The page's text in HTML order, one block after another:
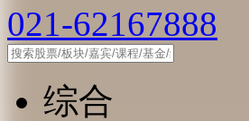
021-62167888
综合